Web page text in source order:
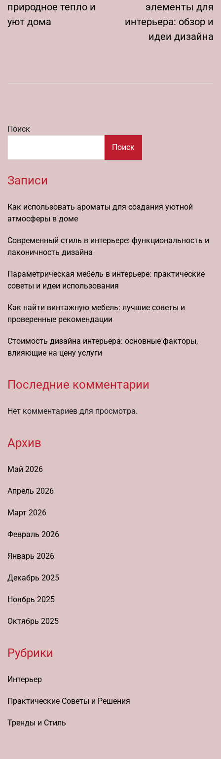
природное тепло и
уют дома
элементы для
интерьера: обзор и
идеи дизайна
Поиск
Поиск
Записи
Как использовать ароматы для создания уютной
атмосферы в доме
Современный стиль в интерьере: функциональность и
лаконичность дизайна
Параметрическая мебель в интерьере: практические
советы и идеи использования
Как найти винтажную мебель: лучшие советы и
проверенные рекомендации
Стоимость дизайна интерьера: основные факторы,
влияющие на цену услуги
Последние комментарии
Нет комментариев для просмотра.
Архив
Май 2026
Апрель 2026
Март 2026
Февраль 2026
Январь 2026
Декабрь 2025
Ноябрь 2025
Октябрь 2025
Рубрики
Интерьер
Практические Советы и Решения
Тренды и Стиль